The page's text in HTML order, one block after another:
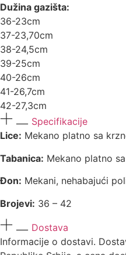
Dužina gazišta:
36-23cm
37-23,70cm
38-24,5cm
39-25cm
40-26cm
41-26,7cm
42-27,3cm
Specifikacije
Lice: Mekano platno sa
Tabanica: Mekano platno
Đon: Mekani, nehabajući
Brojevi: 36 – 42
Dostava
Informacije o dostavi.